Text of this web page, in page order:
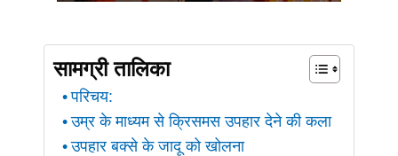
सामग्री तालिका
परिचय:
उम्र के माध्यम से क्रिसमस उपहार देने की कला
उपहार बक्से के जादू को खोलना